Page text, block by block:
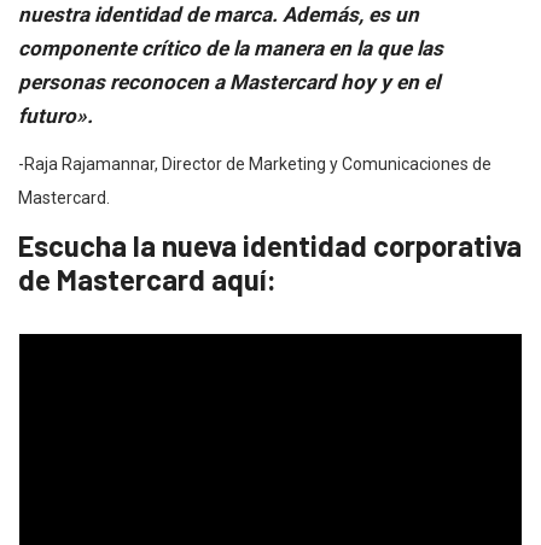
nuestra identidad de marca. Además, es un
componente crítico de la manera en la que las
personas reconocen a Mastercard hoy y en el
futuro».
-Raja Rajamannar, Director de Marketing y Comunicaciones de
Mastercard.
Escucha la nueva identidad corporativa
de Mastercard aquí: